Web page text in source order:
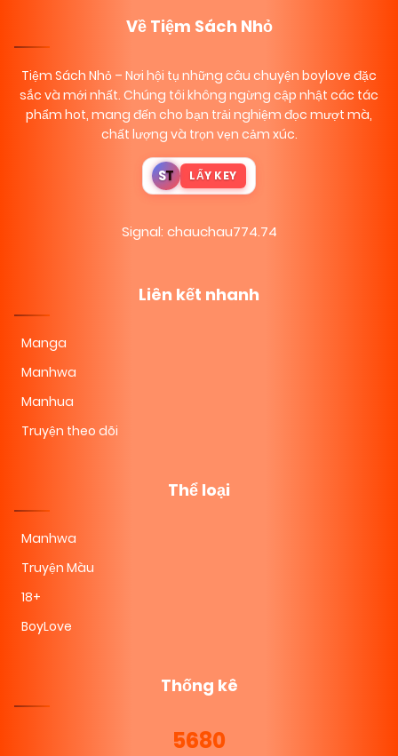
Về Tiệm Sách Nhỏ
Tiệm Sách Nhỏ – Nơi hội tụ những câu chuyện boylove đặc
sắc và mới nhất. Chúng tôi không ngừng cập nhật các tác
phẩm hot, mang đến cho bạn trải nghiệm đọc mượt mà,
chất lượng và trọn vẹn cảm xúc.
ST LẤY KEY
Signal: chauchau774.74
Liên kết nhanh
Manga
Manhwa
Manhua
Truyện theo dõi
Thể loại
Manhwa
Truyện Màu
18+
BoyLove
Thống kê
5680